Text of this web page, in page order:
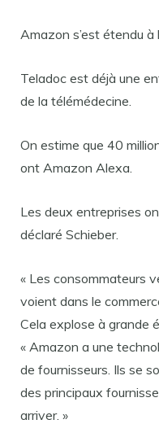
Amazon s’est étendu
Teladoc est déjà une
de la télémédecine.
On estime que 40
ont Amazon Alexa.
Les deux entreprises
déclaré Schieber.
« Les consommateurs
voient dans le
Cela explose à grande
« Amazon a une
de fournisseurs. Ils se
des principaux
arriver. »